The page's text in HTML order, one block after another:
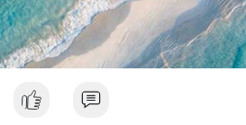
#52dot09btc #chuyenvilanh
#giaodichlon